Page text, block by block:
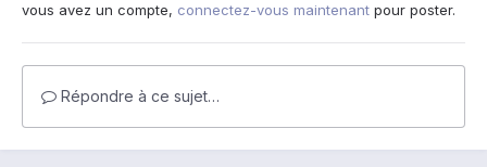
vous avez un compte, connectez-vous maintenant pour poster.
Répondre à ce sujet…